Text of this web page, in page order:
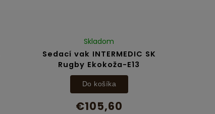
Sedací vak INTERMEDIC SK
Rugby Ekokoža-E13
Skladom
€105,60
Do košíka